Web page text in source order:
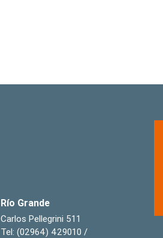
Río Grande
Carlos Pellegrini 511
Tel: (02964) 429010 /